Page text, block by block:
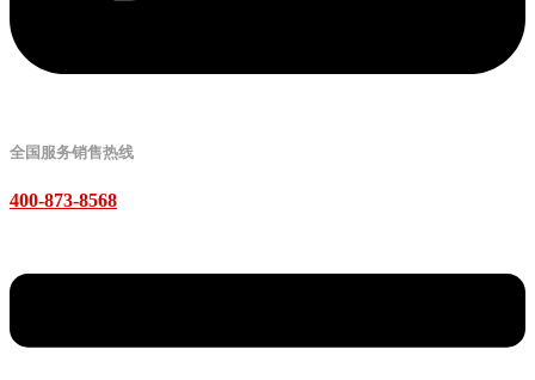
全国服务销售热线
400-873-8568